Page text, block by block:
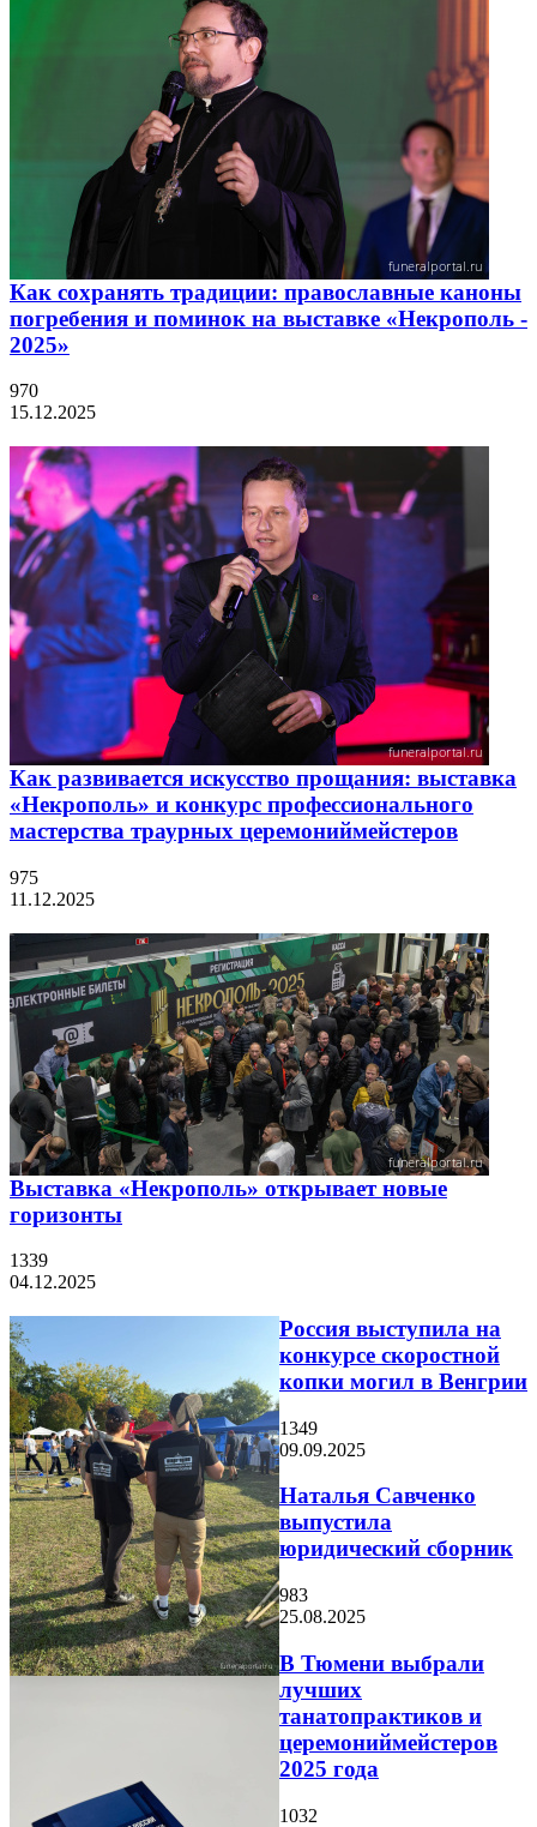
Как сохранять традиции: православные каноны
погребения и поминок на выставке «Некрополь -
2025»
970
15.12.2025
Как развивается искусство прощания: выставка
«Некрополь» и конкурс профессионального
мастерства траурных церемониймейстеров
975
11.12.2025
Выставка «Некрополь» открывает новые
горизонты
1339
04.12.2025
Россия выступила на
конкурсе скоростной
копки могил в Венгрии
1349
09.09.2025
Наталья Савченко
выпустила
юридический сборник
983
25.08.2025
В Тюмени выбрали
лучших
танатопрактиков и
церемониймейстеров
2025 года
1032